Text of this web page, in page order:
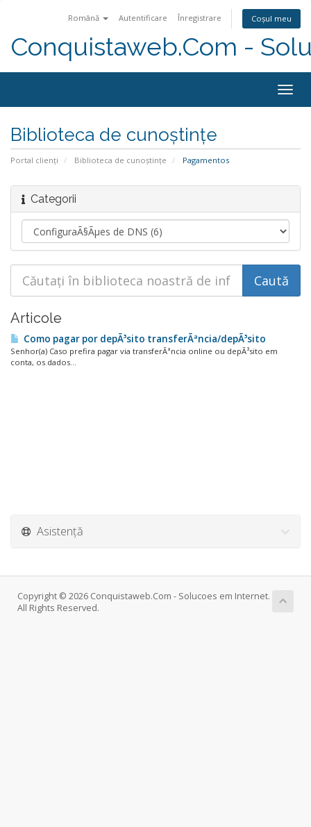
Română Autentificare Înregistrare Coșul meu
Conquistaweb.Com -
Biblioteca de cunoștințe
Portal clienți Biblioteca de cunoștințe Pagamentos
Categorii
Articole
Como pagar por depÃ³sito transferÃªncia/depÃ³sito
Senhor(a) Caso prefira pagar via transferÃªncia online ou depÃ³sito em
conta, os dados...
Asistență
Copyright © 2026 Conquistaweb.Com - Solucoes em Internet.
All Rights Reserved.